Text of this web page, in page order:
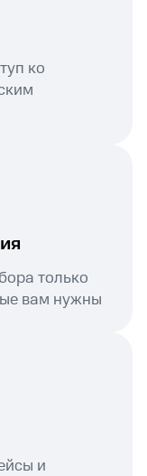
ко
только
вам нужны
и